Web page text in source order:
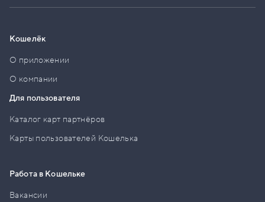
Кошелёк
О приложении
О компании
Для пользователя
Каталог карт партнёров
Карты пользователей Кошелька
Работа в Кошельке
Вакансии